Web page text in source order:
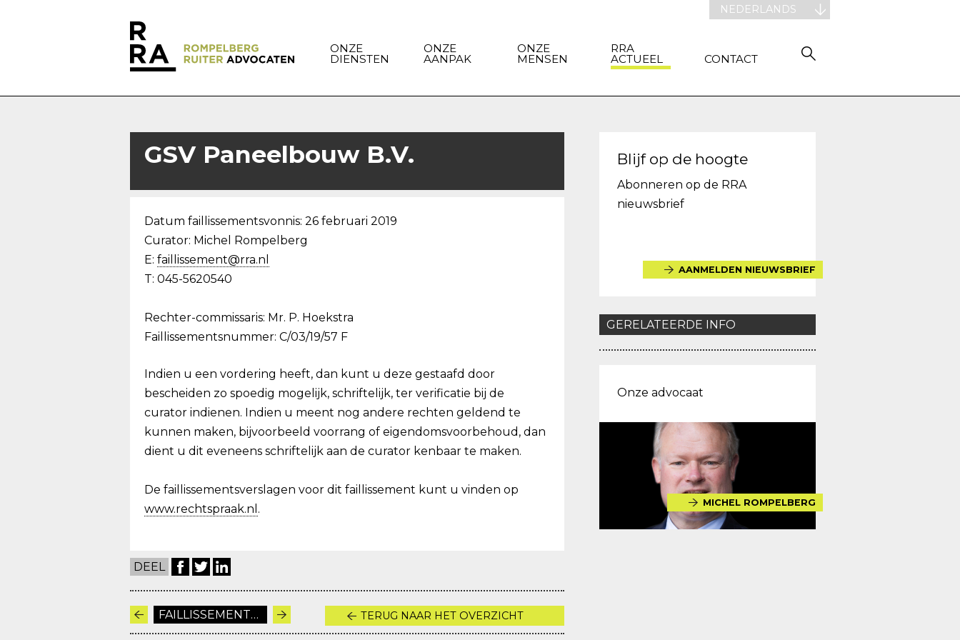
ONZE
DIENSTEN
ONZE
AANPAK
ONZE
MENSEN
RRA
ACTUEEL CONTACT
NEDERLANDS
GSV Paneelbouw B.V.
Datum faillissementsvonnis: 26 februari 2019
Curator: Michel Rompelberg
E: faillissement@rra.nl
T: 045-5620540
Rechter-commissaris: Mr. P. Hoekstra
Faillissementsnummer: C/03/19/57 F
Indien u een vordering heeft, dan kunt u deze gestaafd door
bescheiden zo spoedig mogelijk, schriftelijk, ter verificatie bij de
curator indienen. Indien u meent nog andere rechten geldend te
kunnen maken, bijvoorbeeld voorrang of eigendomsvoorbehoud, dan
dient u dit eveneens schriftelijk aan de curator kenbaar te maken.
De faillissementsverslagen voor dit faillissement kunt u vinden op
www.rechtspraak.nl .
DEEL
FAILLISSEMENTEN TERUG NAAR HET OVERZICHT
Blijf op de hoogte
Abonneren op de RRA
nieuwsbrief
AANMELDEN NIEUWSBRIEF
GERELATEERDE INFO
Onze advocaat
MICHEL ROMPELBERG